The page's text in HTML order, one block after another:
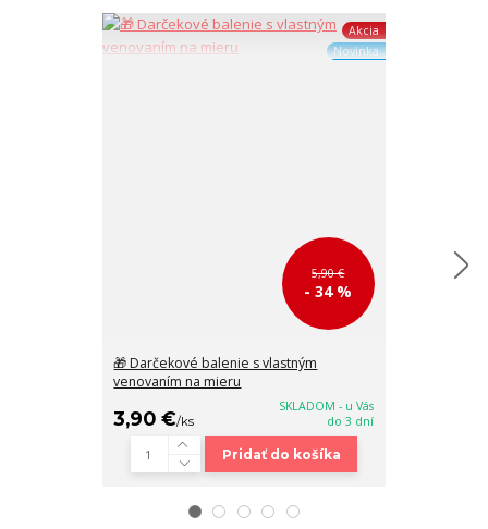
Akcia
Novinka
5,90 €
- 34 %
🎁 Darčekové balenie s vlastným
venovaním na mieru
3,90 €/ks
SKLADOM - u Vás
do 3 dní
Pridať do košíka